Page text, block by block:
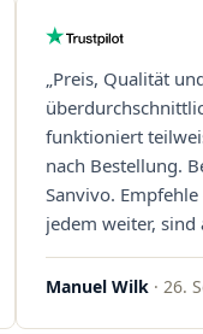
„Preis, Qualität
funktioniert
nach Bestellung.
Sanvivo.
jedem weiter, sind
Immer wieder
Manuel Wilk · 26.